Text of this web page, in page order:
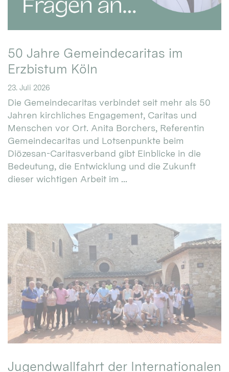
50 Jahre Gemeindecaritas im
Erzbistum Köln
23. Juli 2026
Die Gemeindecaritas verbindet seit mehr als 50
Jahren kirchliches Engagement, Caritas und
Menschen vor Ort. Anita Borchers, Referentin
Gemeindecaritas und Lotsenpunkte beim
Diözesan-Caritasverband gibt Einblicke in die
Bedeutung, die Entwicklung und die Zukunft
dieser wichtigen Arbeit im ...
Jugendwallfahrt der Internationalen